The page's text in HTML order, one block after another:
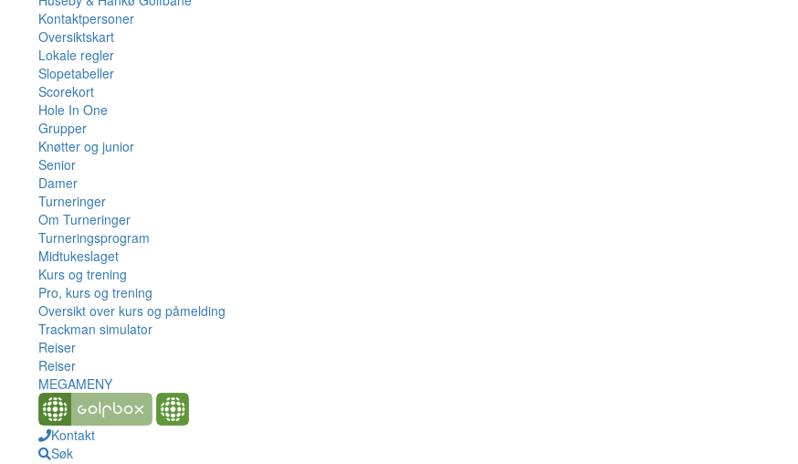
Kontaktpersoner
Oversiktskart
Lokale regler
Slopetabeller
Scorekort
Hole In One
Grupper
Knøtter og junior
Senior
Damer
Turneringer
Om Turneringer
Turneringsprogram
Midtukeslaget
Kurs og trening
Pro, kurs og trening
Oversikt over kurs og påmelding
Trackman simulator
Reiser
Reiser
MEGAMENY
Kontakt
Søk